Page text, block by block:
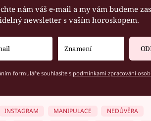
nám váš e-mail a my vám budeme
newsletter s vaším horoskopem.
formuláře souhlasíte s podmínkami zpracování
INSTAGRAM MANIPULACE
NEDŮVĚRA